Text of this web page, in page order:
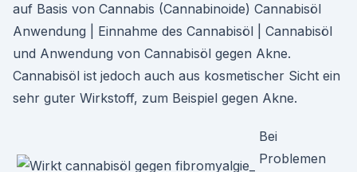
auf Basis von Cannabis (Cannabinoide) Cannabisöl
Anwendung | Einnahme des Cannabisöl | Cannabisöl
und Anwendung von Cannabisöl gegen Akne.
Cannabisöl ist jedoch auch aus kosmetischer Sicht ein
sehr guter Wirkstoff, zum Beispiel gegen Akne.
Bei
Problemen